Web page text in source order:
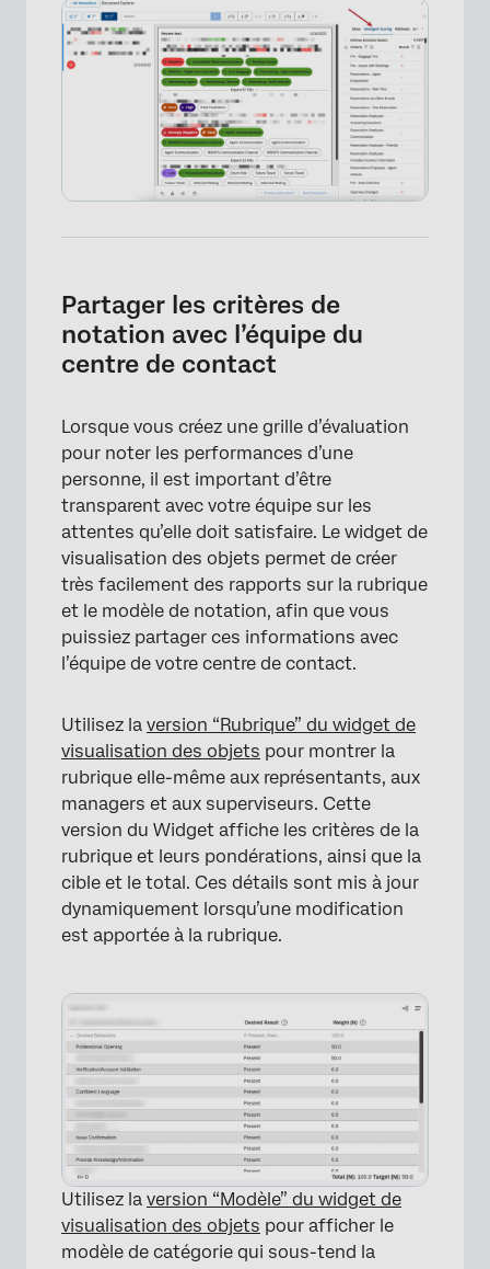
Partager les critères de
notation avec l’équipe du
centre de contact
Lorsque vous créez une grille d’évaluation
pour noter les performances d’une
personne, il est important d’être
transparent avec votre équipe sur les
attentes qu’elle doit satisfaire. Le widget de
visualisation des objets permet de créer
très facilement des rapports sur la rubrique
et le modèle de notation, afin que vous
puissiez partager ces informations avec
l’équipe de votre centre de contact.
Utilisez la version “Rubrique” du widget de
visualisation des objets pour montrer la
rubrique elle-même aux représentants, aux
managers et aux superviseurs. Cette
version du Widget affiche les critères de la
rubrique et leurs pondérations, ainsi que la
cible et le total. Ces détails sont mis à jour
dynamiquement lorsqu’une modification
est apportée à la rubrique.
Utilisez la version “Modèle” du widget de
visualisation des objets pour afficher le
modèle de catégorie qui sous-tend la